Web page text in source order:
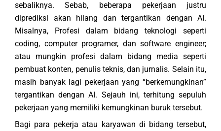
sebaliknya. Sebab, beberapa pekerjaan justru
diprediksi akan hilang dan tergantikan dengan AI.
Misalnya, Profesi dalam bidang teknologi seperti
coding, computer programer, dan software engineer;
atau mungkin profesi dalam bidang media seperti
pembuat konten, penulis teknis, dan jurnalis. Selain itu,
masih banyak lagi pekerjaan yang “berkemungkinan”
tergantikan dengan AI. Sejauh ini, terhitung sepuluh
pekerjaan yang memiliki kemungkinan buruk tersebut.
Bagi para pekerja atau karyawan di bidang tersebut,